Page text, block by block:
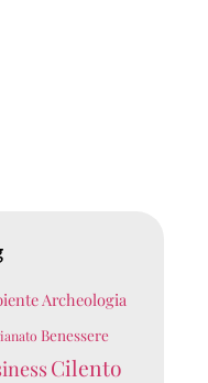
Archeologia
Benessere
Cilento